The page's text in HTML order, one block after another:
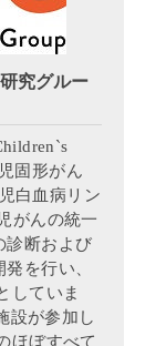
究グルー
固形がん
白血病リン
がんの統一
断および
を行い、
していま
設が参加し